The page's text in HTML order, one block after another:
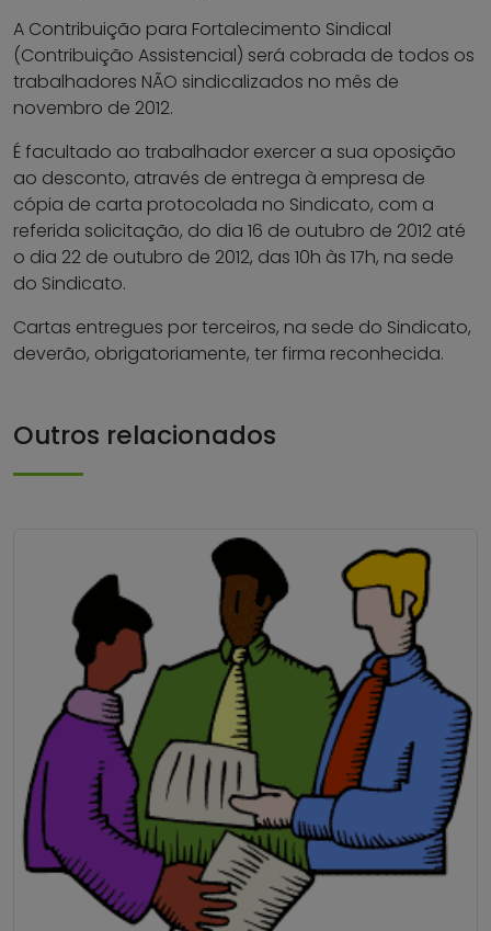
A Contribuição para Fortalecimento Sindical
(Contribuição Assistencial) será cobrada de todos os
trabalhadores NÃO sindicalizados no mês de
novembro de 2012.
É facultado ao trabalhador exercer a sua oposição
ao desconto, através de entrega à empresa de
cópia de carta protocolada no Sindicato, com a
referida solicitação, do dia 16 de outubro de 2012 até
o dia 22 de outubro de 2012, das 10h às 17h, na sede
do Sindicato.
Cartas entregues por terceiros, na sede do Sindicato,
deverão, obrigatoriamente, ter firma reconhecida.
Outros relacionados